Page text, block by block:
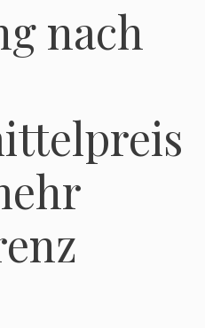
nach